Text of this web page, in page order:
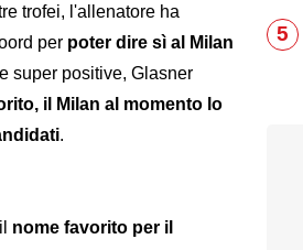
trofei, l'allenatore ha
per poter dire sì al Milan
super positive, Glasner
il Milan al momento lo
.
nome favorito per il
5